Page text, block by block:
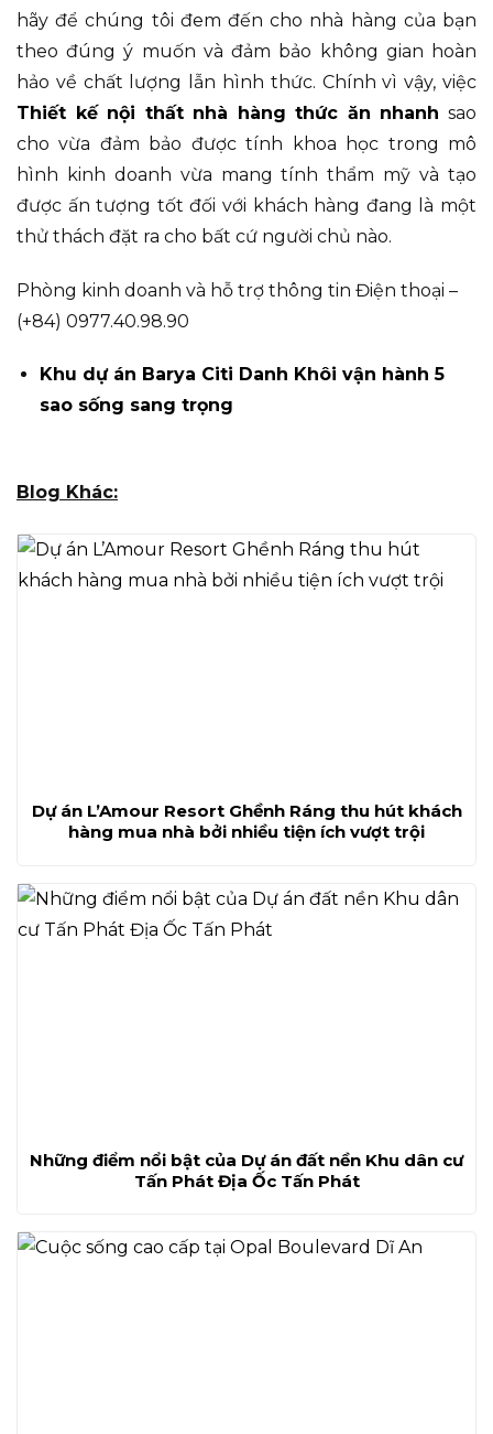
hãy để chúng tôi đem đến cho nhà hàng của bạn
theo đúng ý muốn và đảm bảo không gian hoàn
hảo về chất lượng lẫn hình thức. Chính vì vậy, việc
Thiết kế nội thất nhà hàng thức ăn nhanh sao
cho vừa đảm bảo được tính khoa học trong mô
hình kinh doanh vừa mang tính thẩm mỹ và tạo
được ấn tượng tốt đối với khách hàng đang là một
thử thách đặt ra cho bất cứ người chủ nào.
Phòng kinh doanh và hỗ trợ thông tin Điện thoại –
(+84) 0977.40.98.90
Khu dự án Barya Citi Danh Khôi vận hành 5
sao sống sang trọng
Blog Khác:
Dự án L’Amour Resort Ghềnh Ráng thu hút khách
hàng mua nhà bởi nhiều tiện ích vượt trội
Những điểm nổi bật của Dự án đất nền Khu dân cư
Tấn Phát Địa Ốc Tấn Phát